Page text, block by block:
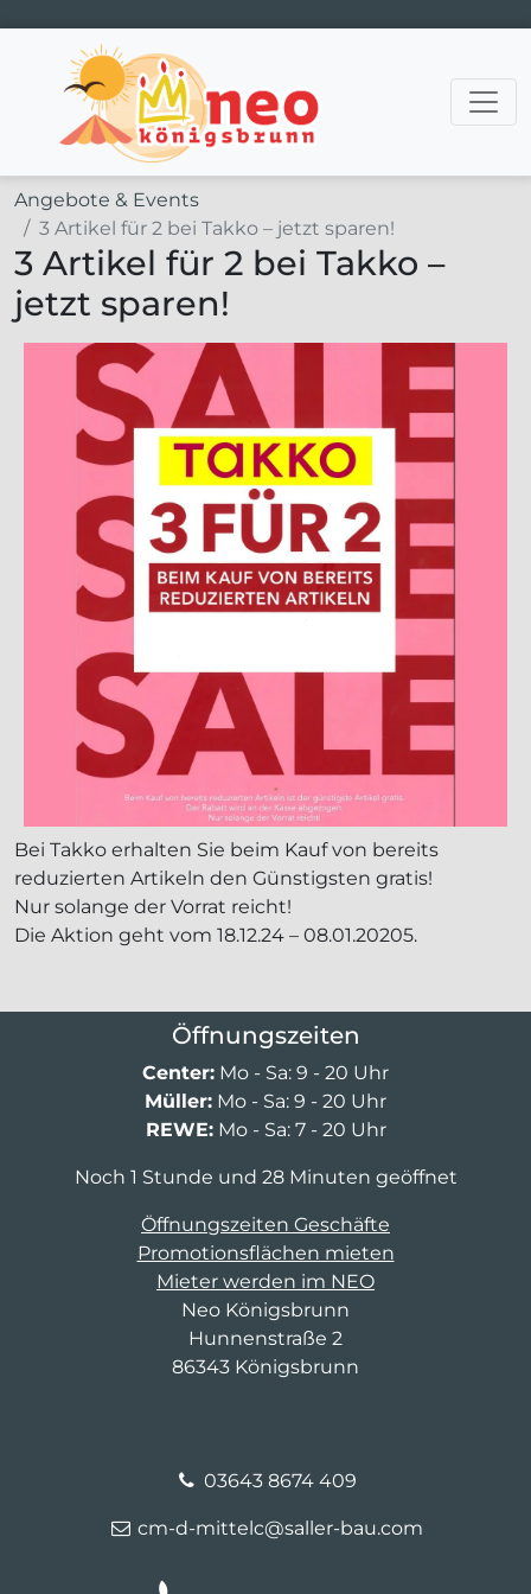
Hauptnavigation
Angebote & Events
3 Artikel für 2 bei Takko – jetzt sparen!
3 Artikel für 2 bei Takko –
jetzt sparen!
Bei Takko erhalten Sie beim Kauf von bereits
reduzierten Artikeln den Günstigsten gratis!
Nur solange der Vorrat reicht!
Die Aktion geht vom 18.12.24 – 08.01.20205.
Öffnungszeiten
Center: Mo - Sa: 9 - 20 Uhr
Müller: Mo - Sa: 9 - 20 Uhr
REWE:Mo - Sa: 7 - 20 Uhr
Noch 1 Stunde und 28 Minuten geöffnet
Öffnungszeiten Geschäfte
Promotionsflächen mieten
Mieter werden im NEO
Neo Königsbrunn
Hunnenstraße 2
86343 Königsbrunn
03643 8674 409
cm-d-mittelc@saller-bau.com